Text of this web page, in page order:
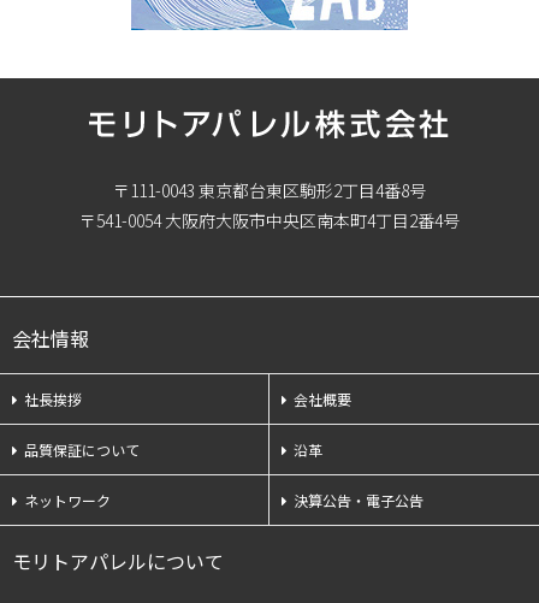
〒111-0043 東京都台東区駒形2丁目4番8号
〒541-0054 大阪府大阪市中央区南本町4丁目2番4号
会社情報
社長挨拶 会社概要
品質保証について 沿革
ネットワーク 決算公告・電子公告
モリトアパレルについて